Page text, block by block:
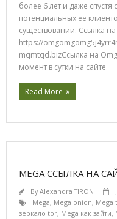
более 6 лет и даже
потенциальных ее
существовании. Ссылка
https://
mqmtqd.bizСсылка на
момент в сутки на сайте
Read More
MEGA ССЫЛКА НА
ByAlexandra TIRON
Mega, Mega onion, Mega
зеркало tor, Mega как зайти,